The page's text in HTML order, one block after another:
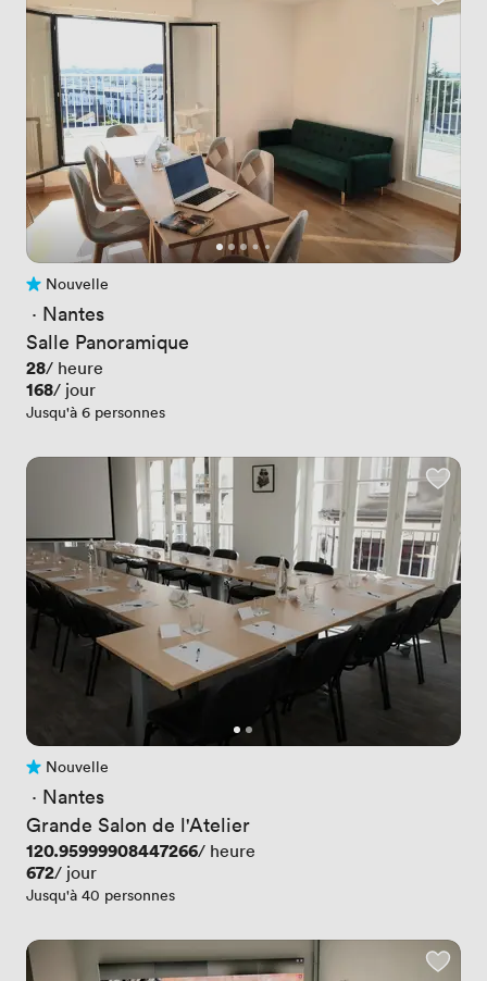
Pas encore d'avis
Nouvelle
· Nantes
Salle Panoramique
Prix
28/ heure
Prix
168/ jour
Jusqu'à 6 personnes
Pas encore d'avis
Nouvelle
· Nantes
Grande Salon de l'Atelier
Prix
120.95999908447266/ heure
Prix
672/ jour
Jusqu'à 40 personnes